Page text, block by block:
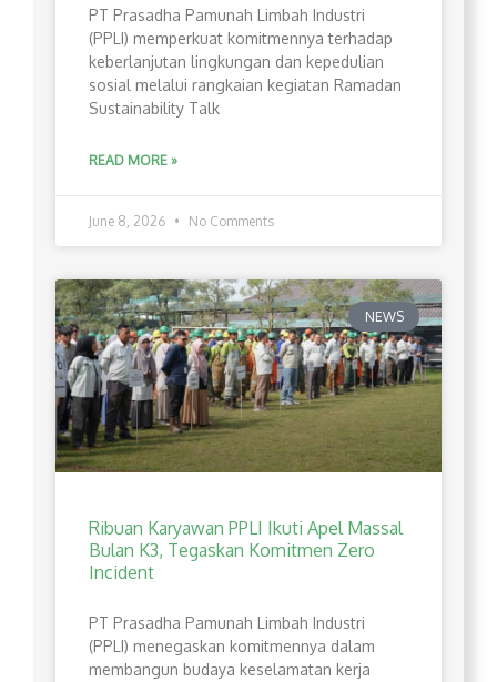
PT Prasadha Pamunah Limbah Industri
(PPLI) memperkuat komitmennya terhadap
keberlanjutan lingkungan dan kepedulian
sosial melalui rangkaian kegiatan Ramadan
Sustainability Talk
READ MORE »
June 8, 2026 No Comments
NEWS
Ribuan Karyawan PPLI Ikuti Apel Massal
Bulan K3, Tegaskan Komitmen Zero
Incident
PT Prasadha Pamunah Limbah Industri
(PPLI) menegaskan komitmennya dalam
membangun budaya keselamatan kerja